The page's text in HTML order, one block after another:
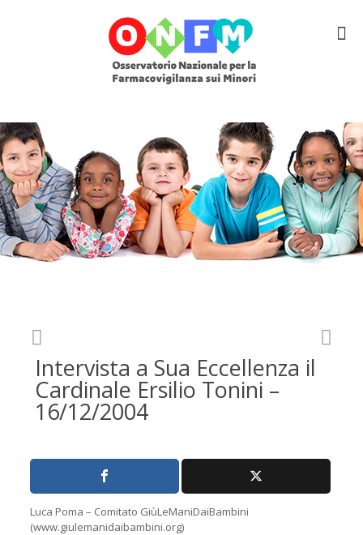
Intervista a Sua Eccellenza il
Cardinale Ersilio Tonini –
16/12/2004
Luca Poma – Comitato GiùLeManiDaiBambini
(www.giulemanidaibambini.org)